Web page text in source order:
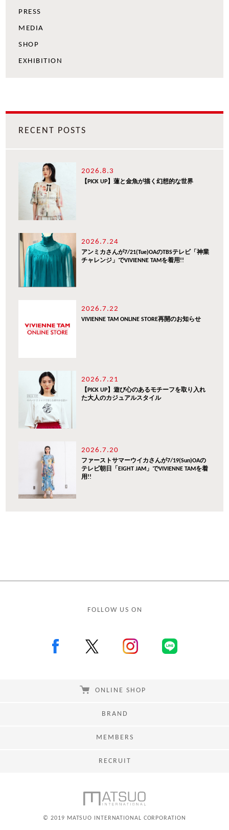
PRESS
MEDIA
SHOP
EXHIBITION
RECENT POSTS
2026.8.3
【PICK UP】蓮と金魚が描く幻想的な世界
2026.7.24
アンミカさんが7/21(Tue)OAのTBSテレビ「神業
チャレンジ」でVIVIENNE TAMを着用!!
2026.7.22
VIVIENNE TAM ONLINE STORE再開のお知らせ
2026.7.21
【PICK UP】遊び心のあるモチーフを取り入れ
た大人のカジュアルスタイル
2026.7.20
ファーストサマーウイカさんが7/19(Sun)OAの
テレビ朝日「EIGHT JAM」でVIVIENNE TAMを着
用!!
FOLLOW US ON
ONLINE SHOP
BRAND
MEMBERS
RECRUIT
© 2019 MATSUO INTERNATIONAL CORPORATION